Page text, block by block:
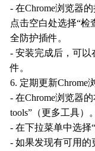
- 在Chrome浏览器
点击空白处选择“检
全防护插件。
- 安装完成后，可
件。
6. 定期更新Chrome
- 在Chrome浏览器
tools”（更多工具）。
- 在下拉菜单中选择
- 如果发现有可用的